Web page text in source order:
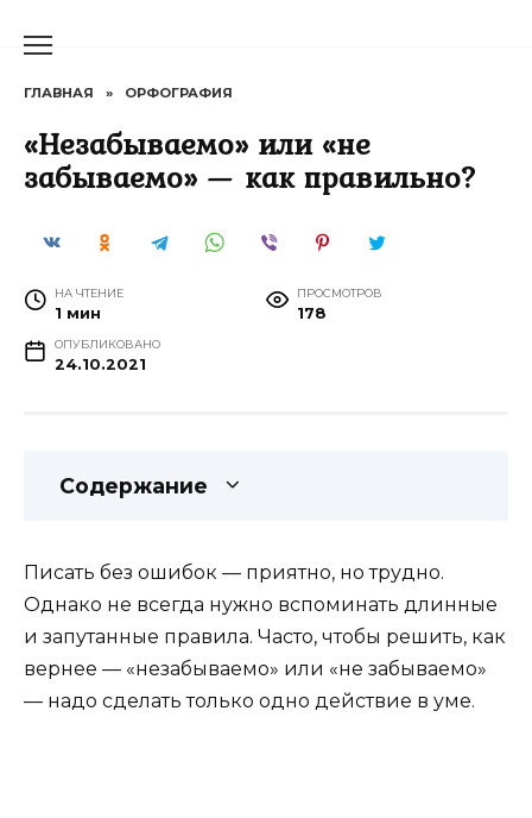
ГЛАВНАЯ » ОРФОГРАФИЯ
«Незабываемо» или «не
забываемо» — как правильно?
НА ЧТЕНИЕ
1 мин
ПРОСМОТРОВ
178
ОПУБЛИКОВАНО
24.10.2021
Содержание
Писать без ошибок — приятно, но трудно.
Однако не всегда нужно вспоминать длинные
и запутанные правила. Часто, чтобы решить, как
вернее — «незабываемо» или «не забываемо»
— надо сделать только одно действие в уме.